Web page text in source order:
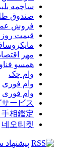
ساچمه
صندوق
فروش
قیمت روز
مهر
همسو
وام چک
وام فوری
وام فوری
ービス
相鑑定
네오티켓
پیشنهاد